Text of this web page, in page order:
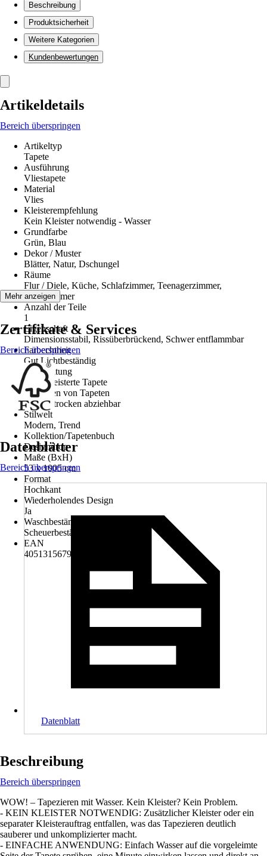
Beschreibung
Produktsicherheit
Weitere Kategorien
Kundenbewertungen
Artikeldetails
Bereich überspringen
Artikeltyp
Tapete
Ausführung
Vliestapete
Material
Vlies
Kleisterempfehlung
Kein Kleister notwendig - Wasser
Grundfarbe
Grün, Blau
Dekor / Muster
Blätter, Natur, Dschungel
Räume
Flur / Diele, Küche, Schlafzimmer, Teenagerzimmer,
Wohnzimmer
Anzahl der Teile
1
Eigenschaft
Dimensionsstabil, Rissüberbrückend, Schwer entflammbar
Farbechtheit
Gut Lichtbeständig
Verarbeitung
Vorgekleisterte Tapete
Entfernen von Tapeten
Restlos trocken abziehbar
Stilwelt
Modern, Trend
Kollektion/Tapetenbuch
Designdrop
Maße (BxH)
53 x 1005 cm
Format
Hochkant
Wiederholendes Design
Ja
Waschbeständigkeit
Scheuerbeständig
EAN
4051315679364
Mehr anzeigen
Zertifikate & Services
Bereich überspringen
Datenblätter
Bereich überspringen
Datenblatt
Beschreibung
Bereich überspringen
WOW! – Tapezieren mit Wasser. Kein Kleister? Kein Problem.
- KEIN KLEISTER NOTWENDIG: Zusätzlicher Kleister oder ein
separater Kleisterauftrag entfallen, was das Tapezieren deutlich
sauberer und unkomplizierter macht.
- EINFACHE ANWENDUNG: Einfach Wasser auf die vorgeleimte